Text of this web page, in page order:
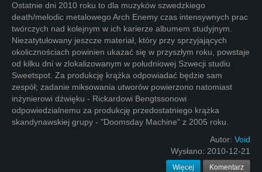
Ostatnie dni 2010 roku to dla muzyków szwedzkiego
death/melodic metalowego Arch Enemy czas intensywnych prac
twórczych nad kolejnym w ich karierze albumem studyjnym.
Niezatytułowany jeszcze materiał, który przy sprzyjających
okolicznościach powinien ukazać się w przyszłym roku, powstaje
od kilku dni w zlokalizowanym w południowej Szwecji studiu
Sweetspot. Za produkcję krążka odpowiadać będzie sam
zespół; zadanie miksowania utworów powierzono natomiast
inżynierowi dźwięku - Rickardowi Bengtssonowi
odpowiedzialnemu za produkcję przedostatniego krążka
skandynawskiej grupy - "Doomsday Machine" z 2005 roku.
Autor: Void
Wysłano: 2010-12-21
Więcej Komentarz